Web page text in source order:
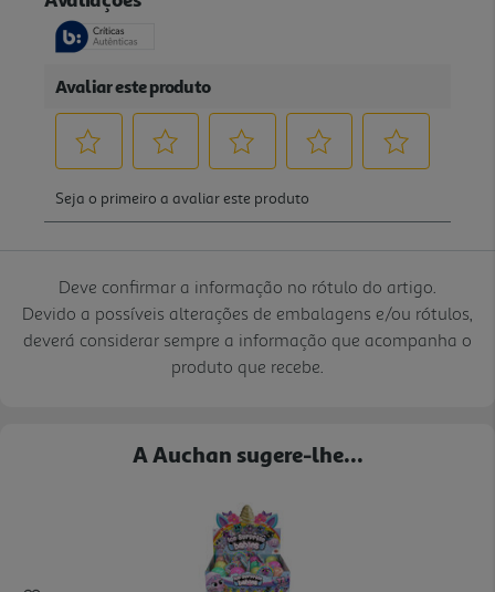
Deve confirmar a informação no rótulo do artigo.
Devido a possíveis alterações de embalagens e/ou rótulos,
deverá considerar sempre a informação que acompanha o
produto que recebe.
A Auchan sugere-lhe...